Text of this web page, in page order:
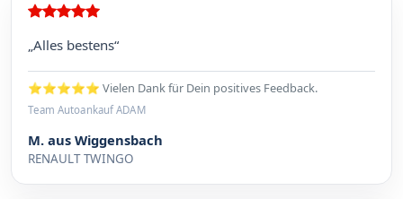
„Alles bestens“
⭐⭐⭐⭐⭐ Vielen Dank für Dein positives Feedback.
Team Autoankauf ADAM
M. aus Wiggensbach
RENAULT TWINGO